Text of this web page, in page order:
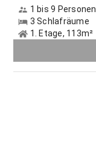
1 bis 9 Personen
3 Schlafräume
1. Etage, 113m²